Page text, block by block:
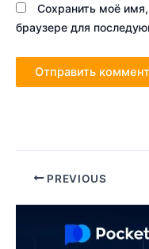
Сохранить моё
браузере для
Post PREVIOUS